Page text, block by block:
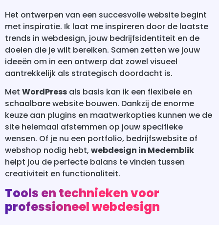
Het ontwerpen van een succesvolle website begint
met inspiratie. Ik laat me inspireren door de laatste
trends in webdesign, jouw bedrijfsidentiteit en de
doelen die je wilt bereiken. Samen zetten we jouw
ideeën om in een ontwerp dat zowel visueel
aantrekkelijk als strategisch doordacht is.
Met WordPress als basis kan ik een flexibele en
schaalbare website bouwen. Dankzij de enorme
keuze aan plugins en maatwerkopties kunnen we de
site helemaal afstemmen op jouw specifieke
wensen. Of je nu een portfolio, bedrijfswebsite of
webshop nodig hebt, webdesign in Medemblik
helpt jou de perfecte balans te vinden tussen
creativiteit en functionaliteit.
Tools en technieken voor
professioneel webdesign